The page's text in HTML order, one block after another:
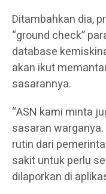
Ditambahkan dia,
“ground check”
database
akan ikut
sasarannya.
“ASN kami minta
sasaran
rutin dari
sakit untuk perlu
dilaporkan di